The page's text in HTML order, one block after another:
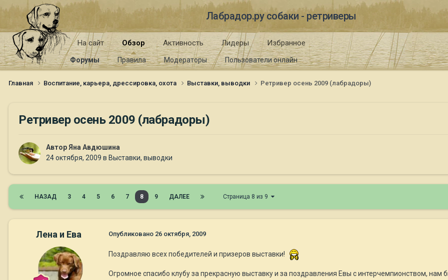
Лабрадор.ру собаки - ретриверы
На сайт Обзор
Форумы Правила Модераторы Пользователи онлайн
Активность Лидеры Избранное
Главная Воспитание, карьера, дрессировка, охота Выставки, выводки Ретривер осень 2009 (лабрадоры)
Ретривер осень 2009 (лабрадоры)
Автор Яна Авдюшина
24 октября, 2009 в Выставки, выводки
НАЗАД 3 4 5 6 7 8 9 ДАЛЕЕ Страница 8 из 9
Лена и Ева Опубликовано 26 октября, 2009
Поздравляю всех победителей и призеров выставки!
Огромное спасибо клубу за прекрасную выставку и за поздравления Евы с интерчемпионством, нам